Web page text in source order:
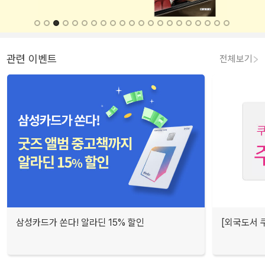
관련 이벤트 전체보기
삼성카드가 쏜다! 알라딘 15% 할인 [외국도서